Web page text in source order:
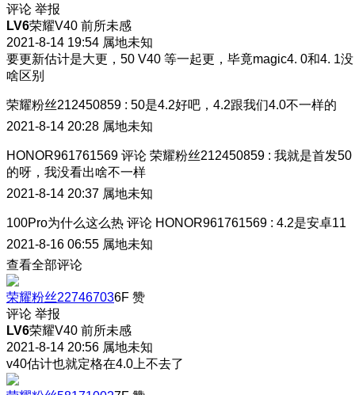
评论 举报
LV6荣耀V40 前所未感
2021-8-14 19:54 属地未知
要更新估计是大更，50 V40 等一起更，毕竟magic4. 0和4. 1没
啥区别
荣耀粉丝212450859 : 50是4.2好吧，4.2跟我们4.0不一样的
2021-8-14 20:28 属地未知
HONOR961761569 评论 荣耀粉丝212450859 : 我就是首发50
的呀，我没看出啥不一样
2021-8-14 20:37 属地未知
100Pro为什么这么热 评论 HONOR961761569 : 4.2是安卓11
2021-8-16 06:55 属地未知
查看全部评论
荣耀粉丝227467036F 赞
评论 举报
LV6荣耀V40 前所未感
2021-8-14 20:56 属地未知
v40估计也就定格在4.0上不去了